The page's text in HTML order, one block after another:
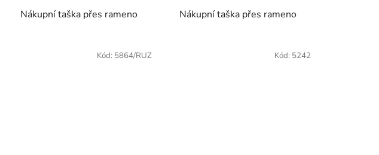
Nákupní taška přes rameno Nákupní taška přes rameno
Kód: 5864/RUZ Kód: 5242